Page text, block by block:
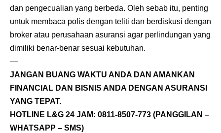
dan pengecualian yang berbeda. Oleh sebab itu, penting
untuk membaca polis dengan teliti dan berdiskusi dengan
broker atau perusahaan asuransi agar perlindungan yang
dimiliki benar-benar sesuai kebutuhan.
—
JANGAN BUANG WAKTU ANDA DAN AMANKAN
FINANCIAL DAN BISNIS ANDA DENGAN ASURANSI
YANG TEPAT.
HOTLINE L&G 24 JAM: 0811-8507-773 (PANGGILAN –
WHATSAPP – SMS)